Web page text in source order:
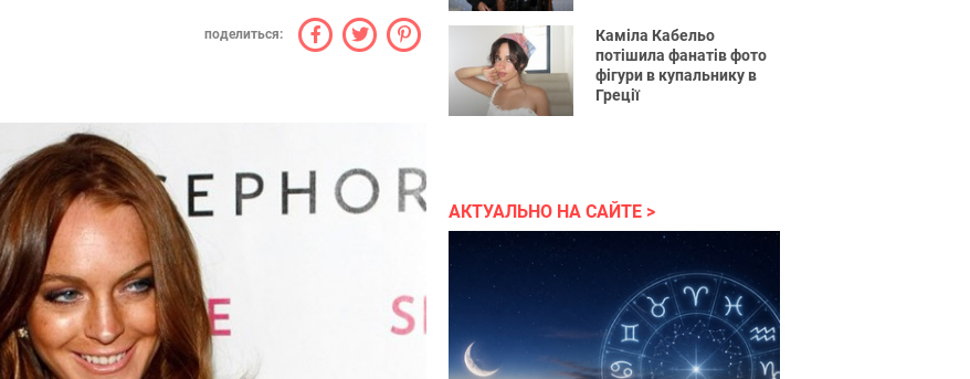
поделиться:
Каміла Кабельо
потішила фанатів фото
фігури в купальнику в
Греції
АКТУАЛЬНО НА САЙТЕ